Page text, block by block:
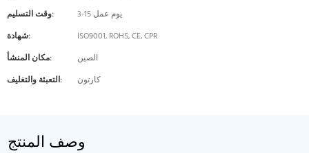
وقت التسليم:
3-15 يوم عمل
شهادة:
ISO9001, ROHS, CE, CPR
مكان المنشأ:
الصين
التعبئة والتغليف:
كارتون
وصف المنتج